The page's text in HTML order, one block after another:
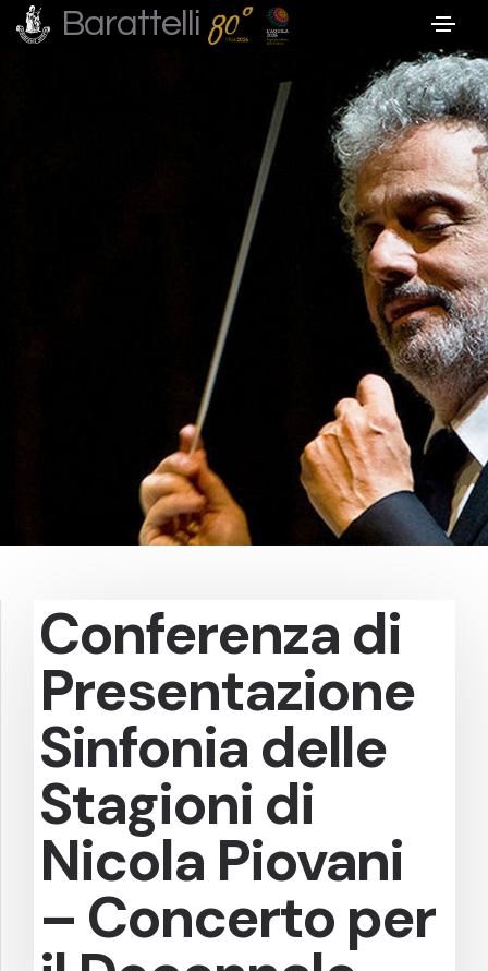
Barattelli
Conferenza di
Presentazione
Sinfonia delle
Stagioni di
Nicola Piovani
– Concerto per